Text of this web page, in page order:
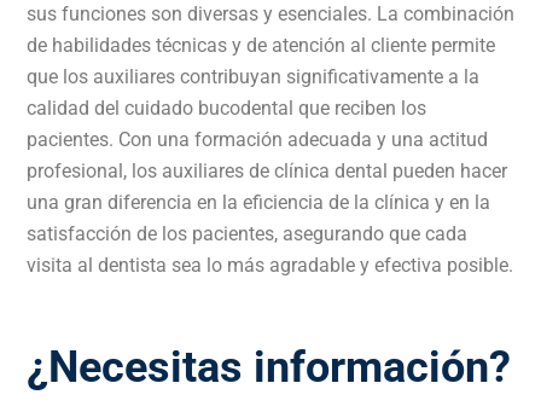
sus funciones son diversas y esenciales. La combinación
de habilidades técnicas y de atención al cliente permite
que los auxiliares contribuyan significativamente a la
calidad del cuidado bucodental que reciben los
pacientes. Con una formación adecuada y una actitud
profesional, los auxiliares de clínica dental pueden hacer
una gran diferencia en la eficiencia de la clínica y en la
satisfacción de los pacientes, asegurando que cada
visita al dentista sea lo más agradable y efectiva posible.
¿Necesitas información?